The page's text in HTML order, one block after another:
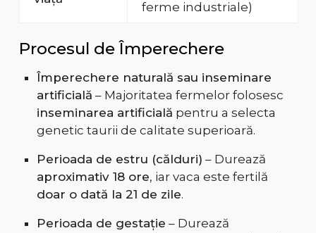
ferme industriale)
Procesul de Împerechere
Împerechere naturală sau inseminare
artificială – Majoritatea fermelor folosesc
inseminarea artificială pentru a selecta
genetic taurii de calitate superioară.
Perioada de estru (călduri) – Durează
aproximativ 18 ore, iar vaca este fertilă
doar o dată la 21 de zile.
Perioada de gestație – Durează